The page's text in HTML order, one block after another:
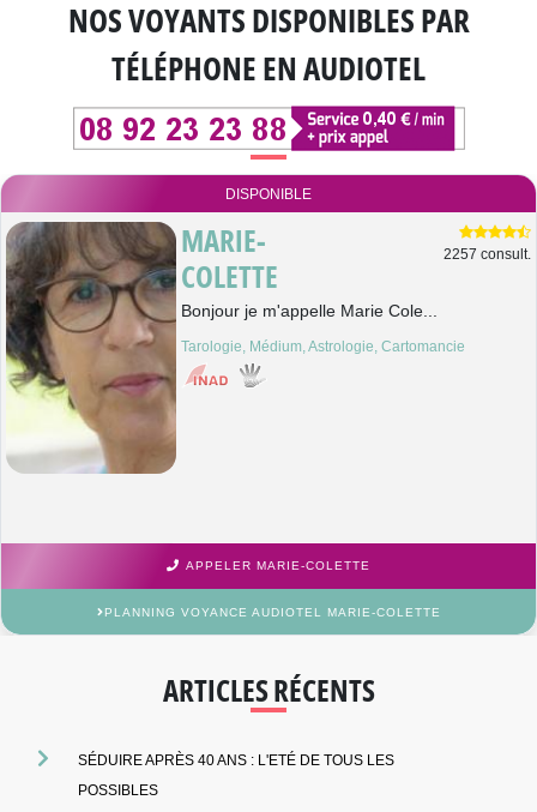
NOS VOYANTS DISPONIBLESPAR
TÉLÉPHONE EN AUDIOTEL
DISPONIBLE
MARIE-
COLETTE
2257 consult.
Bonjour je m'appelle Marie Cole...
Tarologie, Médium, Astrologie, Cartomancie
APPELER MARIE-COLETTE
PLANNING VOYANCE AUDIOTEL MARIE-COLETTE
ARTICLES RÉCENTS
SÉDUIRE APRÈS 40 ANS : L'ETÉ DE TOUS LES
POSSIBLES